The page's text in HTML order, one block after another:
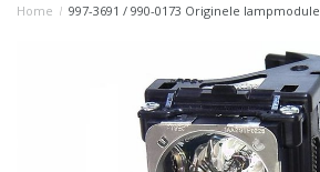
Home / 997-3691 / 990-0173 Originele lampmodule